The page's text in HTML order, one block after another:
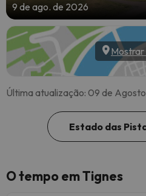
9 de ago. de 2026
Última atualização: 09 de
Estado das
O tempo em Tignes